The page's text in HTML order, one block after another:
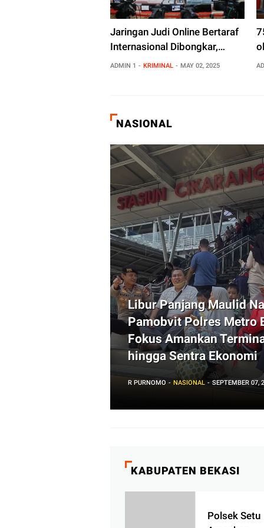
Jaringan Judi Online Bertaraf
Internasional Dibongkar,
Polisi Amankan Rp75 Miliar
ADMIN 1 KRIMINAL MAY 02, 2025
NASIONAL
Libur Panjang Maulid
Pamobvit Polres Metro
Fokus Amankan
hingga Sentra Ekonomi
R PURNOMO NASIONAL SEPTEMBER 07,
KABUPATEN BEKASI
Polsek Setu